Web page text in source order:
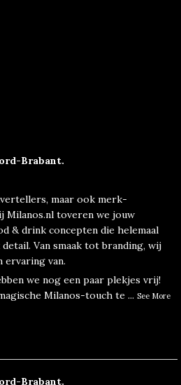
Brabant.
maar ook merk-
Milanos.nl toveren we jouw
& drink concepten die helemaal
Van smaak tot branding, wij
ervaring van.
we nog een paar plekjes vrij!
Milanos-touch te ... See More
Brabant.